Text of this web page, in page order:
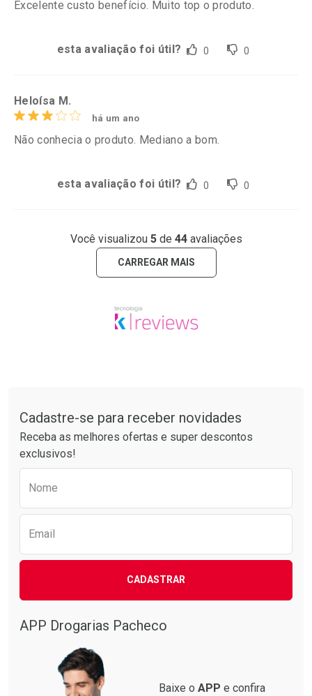
Excelente custo benefício. Muito top o produto.
esta avaliação foi útil? 0 0
Heloísa M.
há um ano
Não conhecia o produto. Mediano a bom.
esta avaliação foi útil? 0 0
Você visualizou 5de 44avaliações
CARREGAR MAIS
Cadastre-se para receber novidades
Receba as melhores ofertas e super descontos
exclusivos!
Nome
Email
CADASTRAR
APP Drogarias Pacheco
Baixe o APP e confira